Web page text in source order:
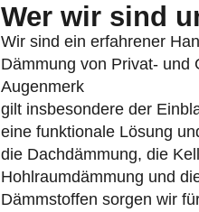
Wer wir sind
Wir sind ein erfahrener
Dämmung von Privat- und
Augenmerk
gilt insbesondere der
eine funktionale Lösung
die Dachdämmung, die
Hohlraumdämmung und
Dämmstoffen sorgen wir